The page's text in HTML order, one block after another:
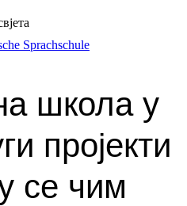
Sprachschule
школа у
пројекти
се чим